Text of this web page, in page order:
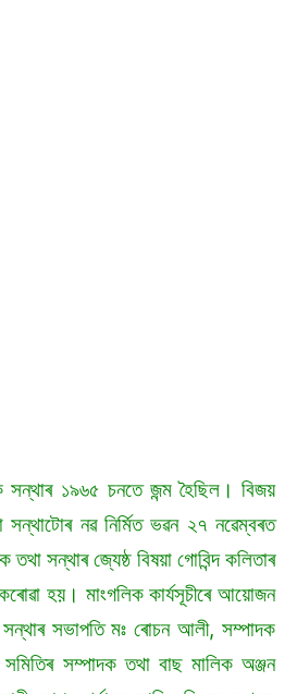
সন্থাৰ ১৯৬৫ চনতে জন্ম হৈছিল। বিজয়
সন্থাটোৰ নৱ নিৰ্মিত ভৱন ২৭ নৱেম্বৰত
সন্থাৰ জ্যেষ্ঠ বিষয়া গোবিন্দ কলিতাৰ
হয়। মাংগলিক কাৰ্যসূচীৰে আয়োজন
সভাপতি মঃ ৰোচন আলী, সম্পাদক
সমিতিৰ সম্পাদক তথা বাছ মালিক অঞ্জন